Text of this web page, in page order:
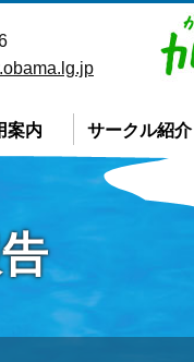
案内 サークル紹介